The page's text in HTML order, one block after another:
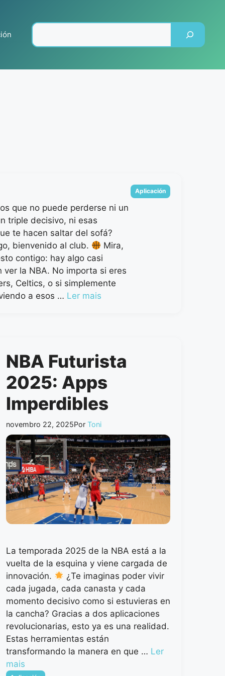
que no puede perderse ni un
triple decisivo, ni esas
te hacen saltar del sofá?
bienvenido al club.
Mira,
contigo: hay algo casi
ver la NBA. No importa si eres
Celtics, o si simplemente
a esos … Ler mais
Categorias
Aplicación
NBA Futurista
2025: Apps
Imperdibles
novembro 22, 2025Por Toni
La temporada 2025 de la NBA está a la
vuelta de la esquina y viene cargada de
innovación.
¿Te imaginas poder vivir
cada jugada, cada canasta y cada
momento decisivo como si estuvieras en
la cancha? Gracias a dos aplicaciones
revolucionarias, esto ya es una realidad.
Estas herramientas están
transformando la manera en que … Ler
mais